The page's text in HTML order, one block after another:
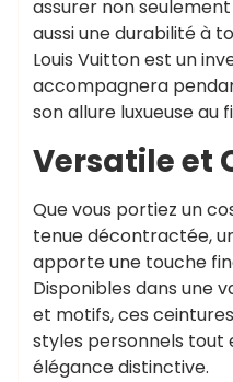
assurer non
aussi une durabilité à
Louis Vuitton est un
accompagnera
son allure luxueuse au
Versatile et
Que vous portiez un
tenue décontractée,
apporte une touche
Disponibles dans une
et motifs, ces
styles personnels tout
élégance distinctive.